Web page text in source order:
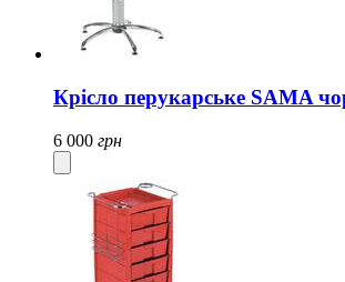
Крісло перукарське SAMA
6 000 грн